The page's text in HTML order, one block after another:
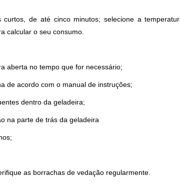
de até cinco minutos; selecione a
calcular o seu consumo.
aberta no tempo que for necessário;
de acordo com o manual de instruções;
dentro da geladeira;
na parte de trás da geladeira
as borrachas de vedação regularmente.